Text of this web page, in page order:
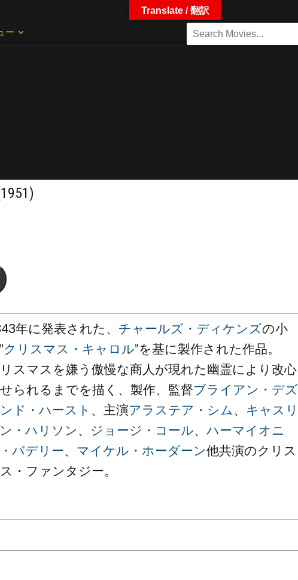
ー
年に発表された、 チャールズ・ディケンズの小
クリスマス・キャロル”を基に製作された作品。
スマスを嫌う傲慢な商人が現れた幽霊により改心
られるまでを描く、製作、監督ブライアン・デズ
ド・ハースト 、主演アラステア・シム、 キャスリ
・ハリソン 、 ジョージ・コール、 ハーマイオニ
バデリー、 マイケル・ホーダーン他共演のクリス
・ファンタジー。
Translate / 翻訳